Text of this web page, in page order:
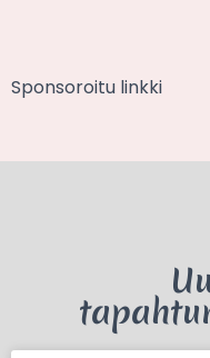
Sponsoroitu linkki